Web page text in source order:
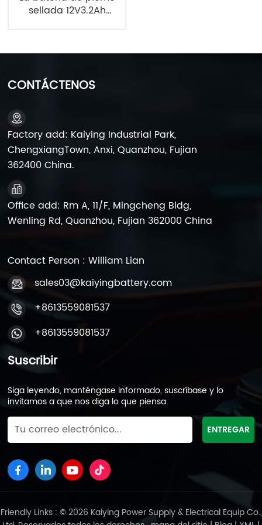
sellada 12V3.2Ah
CONTÁCTENOS
Factory add: Kaiying Industrial Park,
ChengxiangTown, Anxi, Quanzhou, Fujian
362400 China.
Office add: Rm A, 11/F, Mingcheng Bldg,
Wenling Rd, Quanzhou, Fujian 362000 China
Contact Person : William Lian
sales03@kaiyingbattery.com
+8613559081537
+8613559081537
Suscribir
Siga leyendo, manténgase informado, suscríbase y lo
invitamos a que nos diga lo que piensa.
Friendly Links : © 2026 Kaiying Power Supply & Electrical Equip Co.,